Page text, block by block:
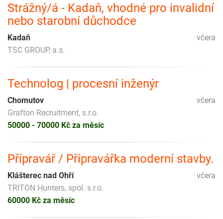
Strážný/á - Kadaň, vhodné pro invalidní
nebo starobní důchodce
včera
Kadaň
TSC GROUP, a.s.
Technolog | procesní inženýr
včera
Chomutov
Grafton Recruitment, s.r.o.
50000 - 70000 Kč za měsíc
Přípravář / Přípravářka moderní stavby.
včera
Klášterec nad Ohří
TRITON Hunters, spol. s r.o.
60000 Kč za měsíc